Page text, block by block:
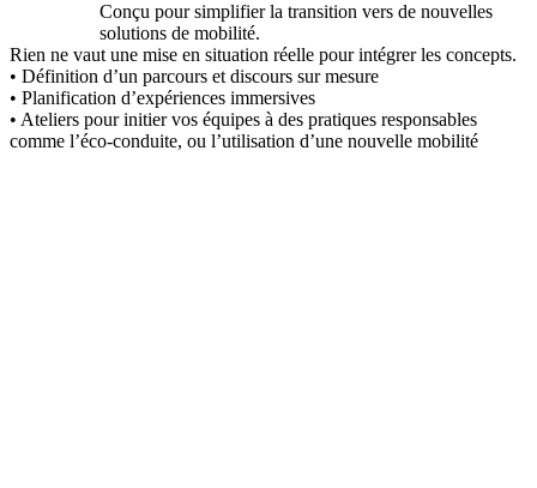
Conçu pour simplifier la transition vers de nouvelles
solutions de mobilité.
Rien ne vaut une mise en situation réelle pour intégrer les concepts.
• Définition d’un parcours et discours sur mesure
• Planification d’expériences immersives
• Ateliers pour initier vos équipes à des pratiques responsables
comme l’éco-conduite, ou l’utilisation d’une nouvelle mobilité